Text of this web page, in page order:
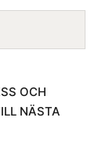
OCH
NÄSTA